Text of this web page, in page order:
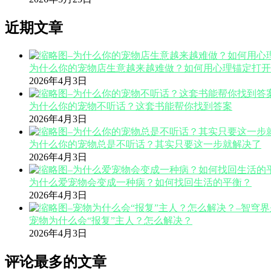
近期文章
为什么你的宠物店生意越来越难做？如何用心理锚定打
2026年4月3日
为什么你的宠物不听话？这套书能帮你找到答案
2026年4月3日
为什么你的宠物总是不听话？其实只要这一步就解决了
2026年4月3日
为什么爱宠物会变成一种病？如何找回生活的平衡？
2026年4月3日
宠物为什么会“报复”主人？怎么解决？
2026年4月3日
评论最多的文章